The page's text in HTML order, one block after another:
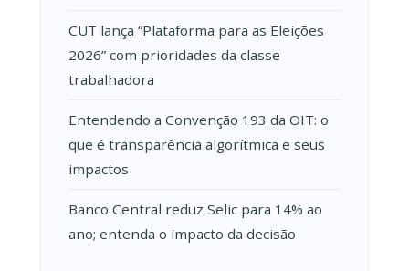
CUT lança “Plataforma para as Eleições
2026” com prioridades da classe
trabalhadora
Entendendo a Convenção 193 da OIT: o
que é transparência algorítmica e seus
impactos
Banco Central reduz Selic para 14% ao
ano; entenda o impacto da decisão